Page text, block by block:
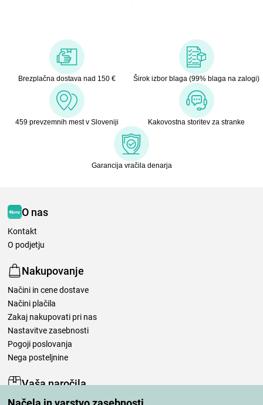
Brezplačna dostava nad 150 € Širok izbor blaga (99% blaga na zalogi)
459 prevzemnih mest v Sloveniji Kakovostna storitev za stranke
Garancija vračila denarja
O nas
Kontakt
O podjetju
Nakupovanje
Načini in cene dostave
Načini plačila
Zakaj nakupovati pri nas
Nastavitve zasebnosti
Pogoji poslovanja
Nega posteljnine
Vaša naročila
Moj račun